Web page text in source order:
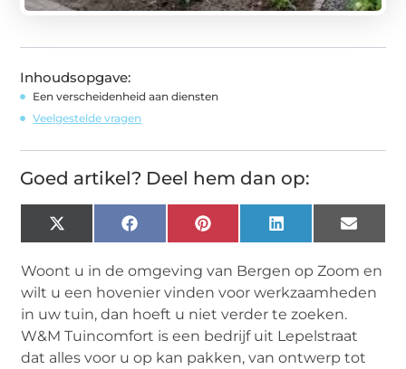
Inhoudsopgave:
Een verscheidenheid aan diensten
Veelgestelde vragen
Goed artikel? Deel hem dan op:
X
(Twitter)
FacebookPinterest LinkedIn Email
Woont u in de omgeving van Bergen op Zoom en
wilt u een hovenier vinden voor werkzaamheden
in uw tuin, dan hoeft u niet verder te zoeken.
W&M Tuincomfort is een bedrijf uit Lepelstraat
dat alles voor u op kan pakken, van ontwerp tot